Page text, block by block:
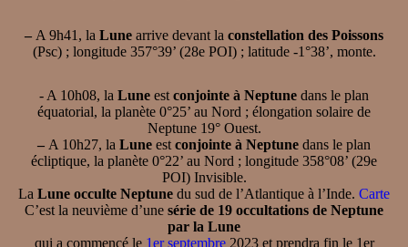
– A 9h41, la Lune arrive devant la constellation des Poissons
(Psc) ; longitude 357°39’ (28e POI) ; latitude -1°38’, monte.
- A 10h08, la Lune est conjointe à Neptune dans le plan
équatorial, la planète 0°25’ au Nord ; élongation solaire de
Neptune 19° Ouest.
– A 10h27, la Lune est conjointe à Neptune dans le plan
écliptique, la planète 0°22’ au Nord ; longitude 358°08’ (29e
POI) Invisible.
La Lune occulte Neptune du sud de l’Atlantique à l’Inde. Carte
C’est la neuvième d’une série de 19 occultations de Neptune
par la Lune
qui a commencé le 1er septembre2023 et prendra fin le 1er